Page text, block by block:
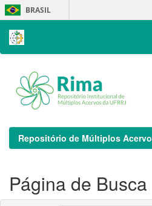
Skip
navigation
BRASIL
Repositório de Múltiplos
Página de Busca